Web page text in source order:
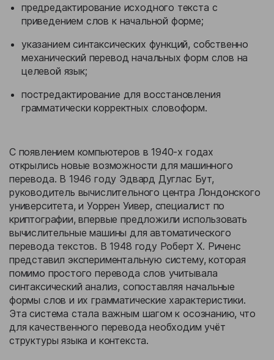
предредактирование исходного текста с
приведением слов к начальной форме;
указанием синтаксических функций, собственно
механический перевод начальных форм слов на
целевой язык;
постредактирование для восстановления
грамматически корректных словоформ.
С появлением компьютеров в 1940-х годах
открылись новые возможности для машинного
перевода. В 1946 году Эдвард Дуглас Бут,
руководитель вычислительного центра Лондонского
университета, и Уоррен Уивер, специалист по
криптографии, впервые предложили использовать
вычислительные машины для автоматического
перевода текстов. В 1948 году Роберт Х. Риченс
представил экспериментальную систему, которая
помимо простого перевода слов учитывала
синтаксический анализ, сопоставляя начальные
формы слов и их грамматические характеристики.
Эта система стала важным шагом к осознанию, что
для качественного перевода необходим учёт
структуры языка и контекста.